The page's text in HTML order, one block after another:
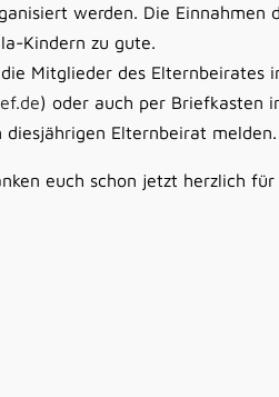
werden. Die Einnahmen
Kindern zu gute.
Mitglieder des Elternbeirates
) oder auch per Briefkasten
Elternbeirat melden.
euch schon jetzt herzlich für